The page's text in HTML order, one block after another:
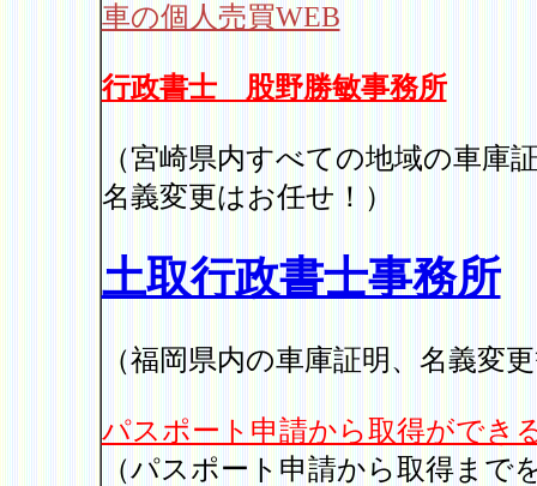
車の個人売買WEB
行政書士 股野勝敏事務所
（宮崎県内すべての地域の車庫
名義変更はお任せ！）
土取行政書士事務所
（福岡県内の車庫証明、名義変
パスポート申請から取得ができ
（パスポート申請から取得ま